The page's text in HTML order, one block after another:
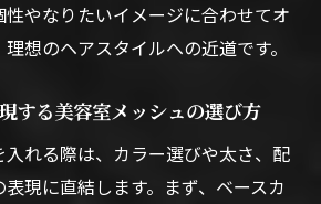
美容室メッシュの施術ポイント
最小限に抑える美容室メッシュ
性やなりたいイメージに合わせてオ
想のヘアスタイルへの近道です。
する美容室メッシュの選び方
れる際は、カラー選びや太さ、配
現に直結します。まず、ベースカ